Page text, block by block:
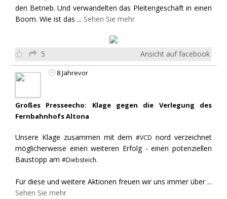
den Betrieb. Und verwandelten das Pleitengeschäft in einen
Boom. Wie ist das ... Sehen Sie mehr
5 Ansicht auf facebook
8 Jahrevor
Großes Presseecho: Klage gegen die Verlegung des
Fernbahnhofs Altona
Unsere Klage zusammen mit dem#VCD nord verzeichnet
möglicherweise einen weiteren Erfolg - einen potenziellen
Baustopp am #Diebsteich.
Für diese und weitere Aktionen freuen wir uns immer über ...
Sehen Sie mehr